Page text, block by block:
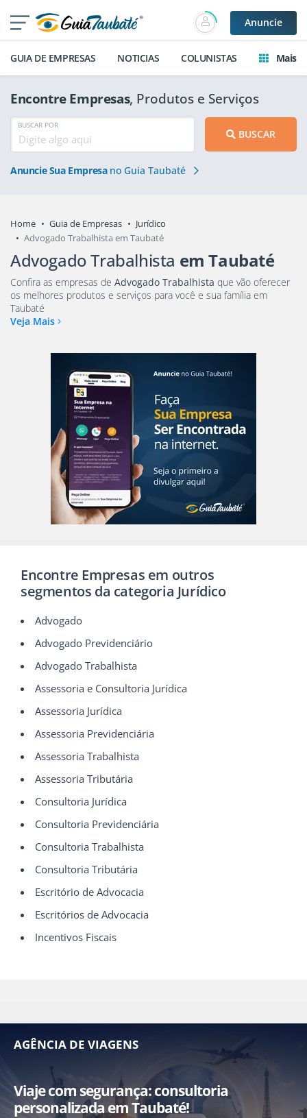
Anuncie
GUIA DE EMPRESAS NOTICIAS COLUNISTAS Mais
Encontre Empresas, Produtos e Serviços
BUSCAR POR
BUSCAR
Anuncie Sua Empresano Guia Taubaté
Home Guia de Empresas
Jurídico
Advogado Trabalhista em Taubaté
Advogado Trabalhista em Taubaté
Confira as empresas de Advogado Trabalhista que vão oferecer
os melhores produtos e serviços para você e sua família em
Taubaté
Veja Mais
Encontre Empresas em outros
segmentos da categoria Jurídico
Advogado
Advogado Previdenciário
Advogado Trabalhista
Assessoria e Consultoria Jurídica
Assessoria Jurídica
Assessoria Previdenciária
Assessoria Trabalhista
Assessoria Tributária
Consultoria Jurídica
Consultoria Previdenciária
Consultoria Trabalhista
Consultoria Tributária
Escritório de Advocacia
Escritórios de Advocacia
Incentivos Fiscais
AGÊNCIA DE VIAGENS
Viaje com segurança: consultoria
personalizada em Taubaté!